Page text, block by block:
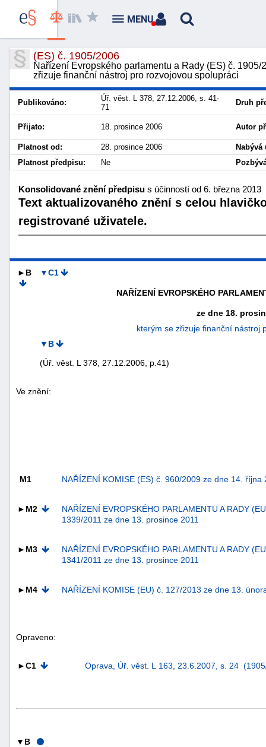
(ES) č. 1905/2006
Nařízení Evropského parlamentu a Rady (ES) č.
zřizuje finanční nástroj pro rozvojovou spolupráci
Publikováno:
Úř. věst. L 378, 27.12.2006, s. 41-
71
Druh
Přijato: 18. prosince 2006 Autor
Platnost od: 28. prosince 2006
Platnost předpisu:
Ne
Konsolidované znění předpisu s účinností od 6. března 2013
Text aktualizovaného znění s celou
registrované uživatele.
►B ▼C1
NAŘÍZENÍ EVROPSKÉHO
ze dne 18.
kterým se zřizuje finanční nástroj
▼B
(Úř. věst. L 378, 27.12.2006, p.41)
Ve znění:
M1 NAŘÍZENÍ KOMISE (ES) č. 960/2009 ze dne 14. října
►M2
NAŘÍZENÍ EVROPSKÉHO PARLAMENTU A RADY
1339/2011 ze dne 13. prosince 2011
►M3
NAŘÍZENÍ EVROPSKÉHO PARLAMENTU A RADY
1341/2011 ze dne 13. prosince 2011
►M4 NAŘÍZENÍ KOMISE (EU) č. 127/2013 ze dne 13.
Opraveno:
►C1 Oprava, Úř. věst. L 163, 23.6.2007, s. 24
▼B
MENU